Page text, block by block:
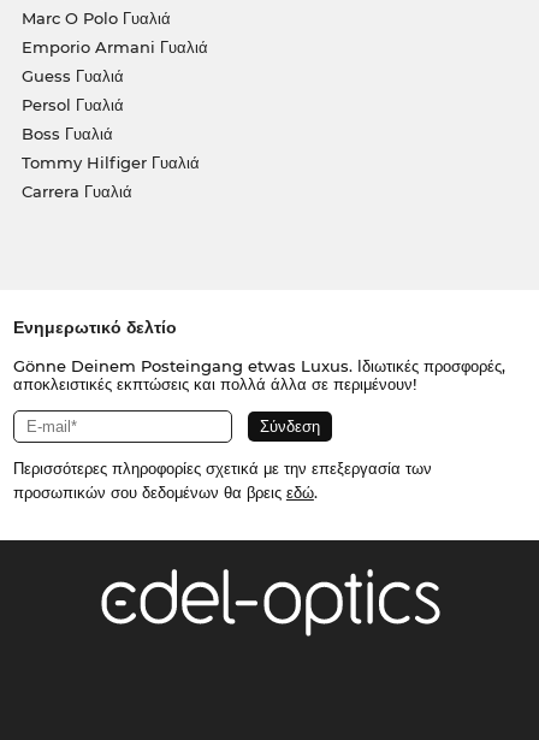
Marc O Polo Γυαλιά
Emporio Armani Γυαλιά
Guess Γυαλιά
Persol Γυαλιά
Boss Γυαλιά
Tommy Hilfiger Γυαλιά
Carrera Γυαλιά
Ενημερωτικό δελτίο
Gönne Deinem Posteingang etwas Luxus. Ιδιωτικές προσφορές,
αποκλειστικές εκπτώσεις και πολλά άλλα σε περιμένουν!
Περισσότερες πληροφορίες σχετικά με την επεξεργασία των
προσωπικών σου δεδομένων θα βρεις εδώ.